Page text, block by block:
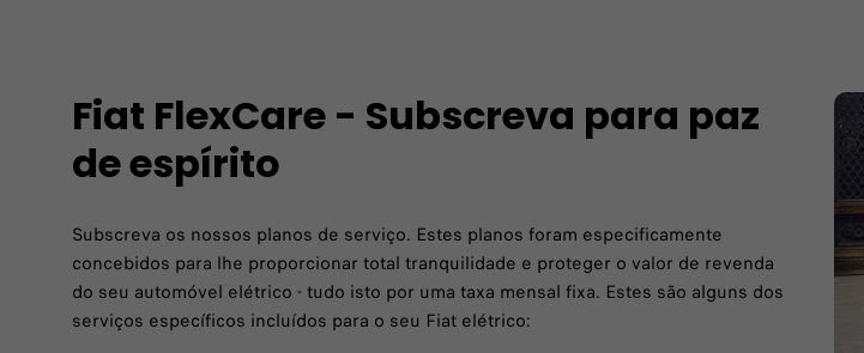
Fiat FlexCare - Subscreva para paz
de espírito
Subscreva os nossos planos de serviço. Estes planos foram especificamente
concebidos para lhe proporcionar total tranquilidade e proteger o valor de revenda
do seu automóvel elétrico - tudo isto por uma taxa mensal fixa. Estes são alguns dos
serviços específicos incluídos para o seu Fiat elétrico: